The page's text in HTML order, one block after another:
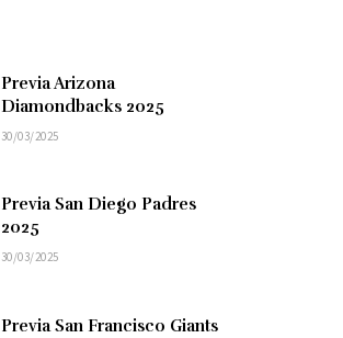
Previa Arizona
Diamondbacks 2025
30/03/2025
Previa San Diego Padres
2025
30/03/2025
Previa San Francisco Giants